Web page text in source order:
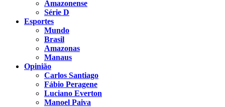
Amazonense
Série D
Esportes
Mundo
Brasil
Amazonas
Manaus
Opinião
Carlos Santiago
Fábio Peragene
Luciano Everton
Manoel Paiva